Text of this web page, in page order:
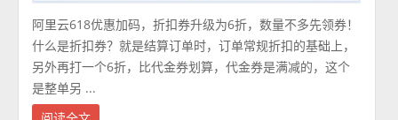
阿里云618优惠加码，折扣券升级为6折，数量不多先领券！
什么是折扣券？就是结算订单时，订单常规折扣的基础上，
另外再打一个6折，比代金券划算，代金券是满减的，这个
是整单另 ...